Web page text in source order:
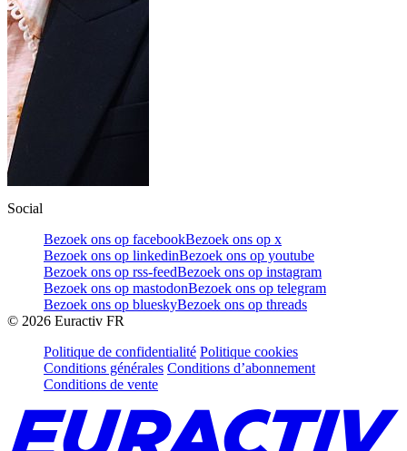
Social
Bezoek ons op facebookBezoek ons op x
Bezoek ons op linkedinBezoek ons op youtube
Bezoek ons op rss-feedBezoek ons op instagram
Bezoek ons op mastodonBezoek ons op telegram
Bezoek ons op blueskyBezoek ons op threads
© 2026 Euractiv FR
Politique de confidentialité Politique cookies
Conditions générales Conditions d’abonnement
Conditions de vente